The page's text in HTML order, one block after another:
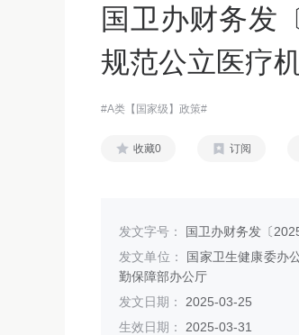
国卫办财务发
规范公立医疗
#A类【国家级】政策#
收藏0 订阅
发文字号：
国卫办财务发〔
发文单位：
国家卫生健康委办
勤保障部办公厅
发文日期： 2025-03-25
生效日期： 2025-03-31